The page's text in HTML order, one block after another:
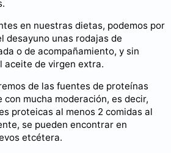
en nuestras dietas, podemos por
desayuno unas rodajas de
o de acompañamiento, y sin
aceite de virgen extra.
de las fuentes de proteínas
mucha moderación, es decir,
proteicas al menos 2 comidas al
se pueden encontrar en
etcétera.